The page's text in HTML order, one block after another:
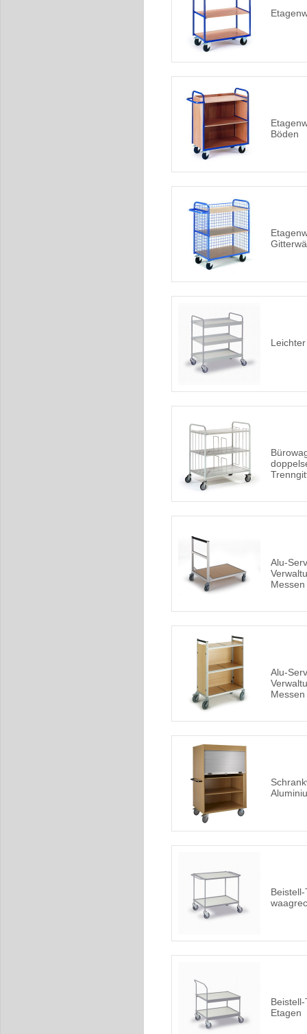
Böden
Alu-
Messen
Alu-
Messen
Etagen